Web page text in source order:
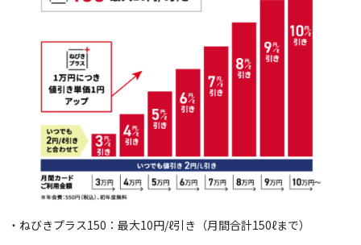
・ねびきプラス150：最大10円/ℓ引き（月間合計150ℓまで）